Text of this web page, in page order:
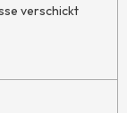
verschickt